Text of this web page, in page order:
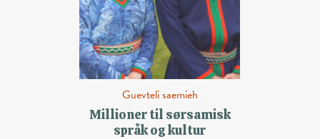
Guevteli saemieh
Millioner til sørsamisk
språk og kultur